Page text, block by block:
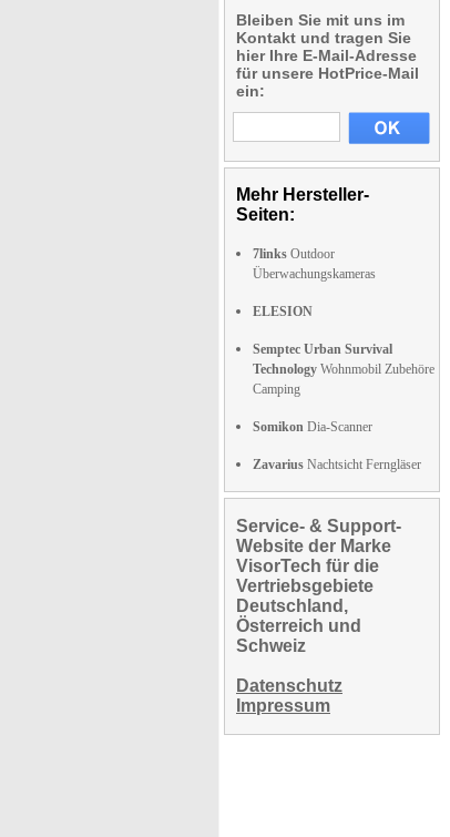
Bleiben Sie mit uns im
Kontakt und tragen Sie
hier Ihre E-Mail-Adresse
für unsere HotPrice-Mail
ein:
Mehr Hersteller-
Seiten:
7links Outdoor
Überwachungskameras
ELESION
Semptec Urban Survival
Technology Wohnmobil Zubehöre
Camping
Somikon Dia-Scanner
Zavarius Nachtsicht Ferngläser
Service- & Support-
Website der Marke
VisorTech für die
Vertriebsgebiete
Deutschland,
Österreich und
Schweiz
Datenschutz
Impressum